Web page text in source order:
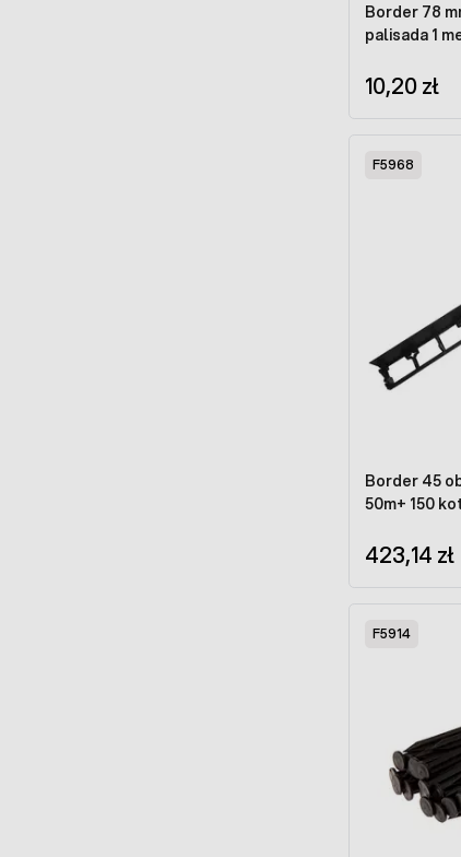
Border 78
palisada 1
10,20 zł
F5968
Border 45
50m+ 150
423,14 zł
F5914